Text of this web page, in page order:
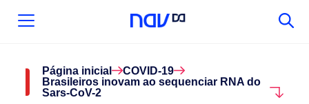
Página inicial
COVID-19
Brasileiros inovam ao sequenciar RNA do
Sars-CoV-2